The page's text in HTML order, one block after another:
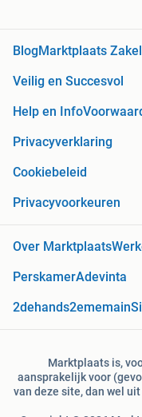
BlogMarktplaats
Veilig en Succesvol
Help en Info
Privacyverklaring
Cookiebeleid
Privacyvoorkeuren
Over Marktplaats
PerskamerAdevinta
2dehands2ememain
Marktplaats is,
aansprakelijk voor
van deze site, dan wel